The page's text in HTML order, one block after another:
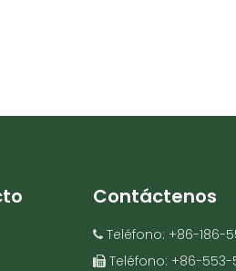
Contáctenos
Teléfono: +86-186-
Teléfono: +86-553-